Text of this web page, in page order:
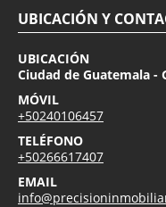
UBICACIÓN Y
UBICACIÓN
Ciudad de Guatemala -
MÓVIL
+50240106457
TELÉFONO
+50266617407
EMAIL